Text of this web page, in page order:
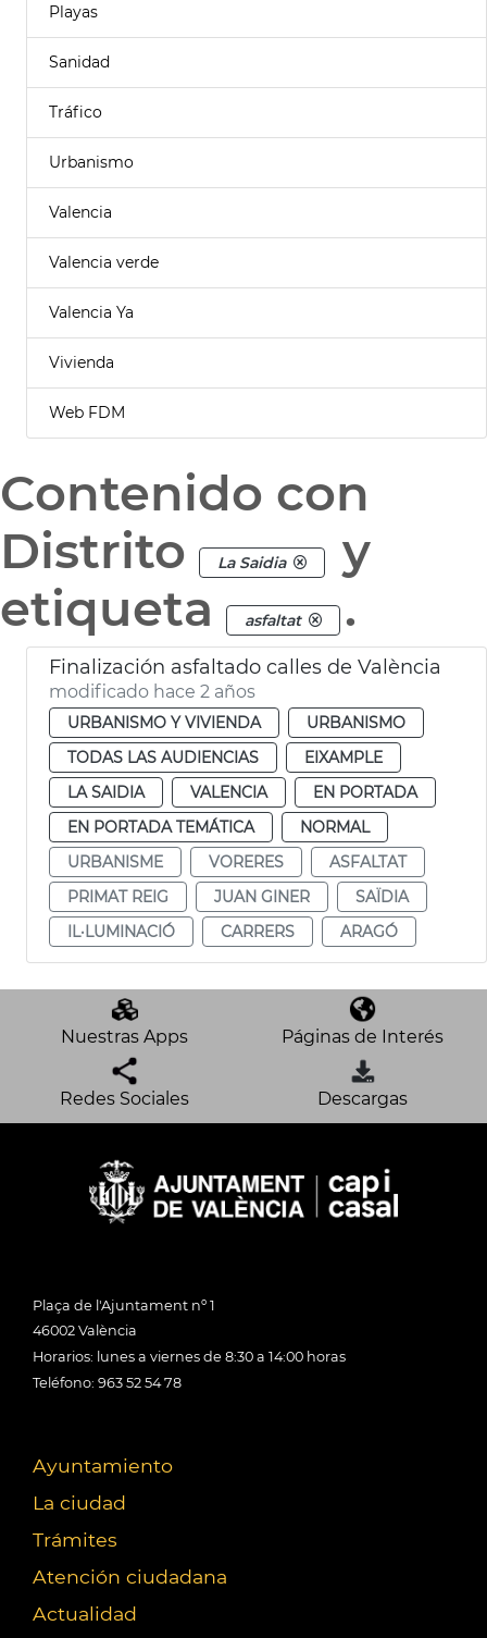
Playas
Sanidad
Tráfico
Urbanismo
Valencia
Valencia verde
Valencia Ya
Vivienda
Web FDM
Contenido con
Distrito
La Saidia
y
etiqueta
asfaltat .
Finalización asfaltado calles de València
modificado hace 2 años
URBANISMO Y VIVIENDA
URBANISMO
TODAS LAS AUDIENCIAS
EIXAMPLE
LA SAIDIA
VALENCIA
EN PORTADA
EN PORTADA TEMÁTICA
NORMAL
URBANISME
VORERES
ASFALTAT
PRIMAT REIG
JUAN GINER
SAÏDIA
IL·LUMINACIÓ
CARRERS ARAGÓ
Nuestras Apps Páginas de Interés
Redes Sociales Descargas
Plaça de l'Ajuntament nº 1
46002 València
Horarios: lunes a viernes de 8:30 a 14:00 horas
Teléfono: 963 52 54 78
Ayuntamiento
La ciudad
Trámites
Atención ciudadana
Actualidad